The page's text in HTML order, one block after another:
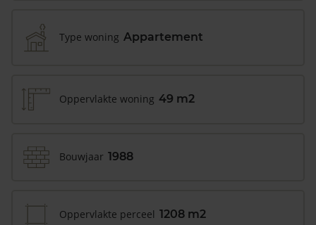
Type woning Appartement
Oppervlakte woning 49 m2
Bouwjaar 1988
Oppervlakte perceel 1208 m2